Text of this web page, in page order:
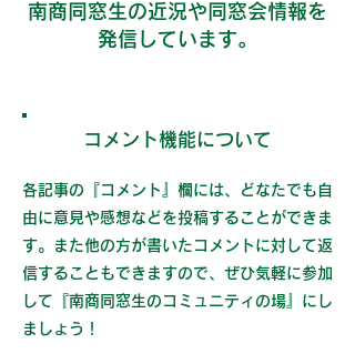
南商同窓生の近況や同窓会情報を
発信しています。
コメント機能について
各記事の『コメント』欄には、どなたでも自
由に意見や感想などを投稿することができま
す。また他の方が書いたコメントに対して返
信することもできますので、ぜひ気軽に参加
して『南商同窓生のコミュニティの場』にし
ましょう！